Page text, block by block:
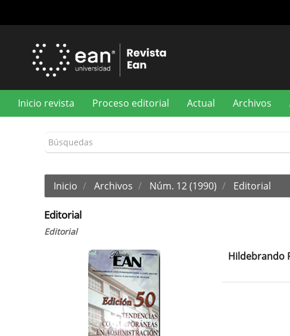
principal
Inicio revista Proceso editorial Actual Archivos
Inicio Archivos Núm. 12 (1990) Editorial
Editorial
Editorial
Barra
lateral
artículo
Hildebrando